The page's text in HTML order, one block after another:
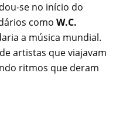
se no início do
como W.C.
a música mundial.
artistas que viajavam
ritmos que deram